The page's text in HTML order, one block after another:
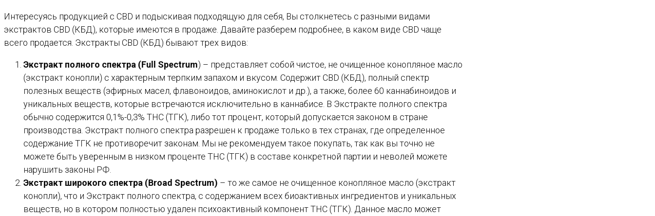
Интересуясь продукцией с CBD и подыскивая подходящую для себя, Вы столкнетесь с разными видами
экстрактов CBD (КБД), которые имеются в продаже. Давайте разберем подробнее, в каком виде CBD чаще
всего продается. Экстракты CBD (КБД) бывают трех видов:
Экстракт полного спектра (Full Spectrum) – представляет собой чистое, не очищенное конопляное масло
(экстракт конопли) с характерным терпким запахом и вкусом. Содержит CBD (КБД), полный спектр
полезных веществ (эфирных масел, флавоноидов, аминокислот и др.), а также, более 60 каннабиноидов и
уникальных веществ, которые встречаются исключительно в каннабисе. В Экстракте полного спектра
обычно содержится 0,1%-0,3% THC (ТГК), либо тот процент, который допускается законом в стране
производства. Экстракт полного спектра разрешен к продаже только в тех странах, где определенное
содержание ТГК не противоречит законам. Мы не рекомендуем такое покупать, так как вы точно не
можете быть уверенным в низком проценте THC (ТГК) в составе конкретной партии и неволей можете
нарушить законы РФ.
Экстракт широкого спектра (Broad Spectrum) ­­– то же самое не очищенное конопляное масло (экстракт
конопли), что и Экстракт полного спектра, с содержанием всех биоактивных ингредиентов и уникальных
веществ, но в котором полностью удален психоактивный компонент THC (ТГК). Данное масло может